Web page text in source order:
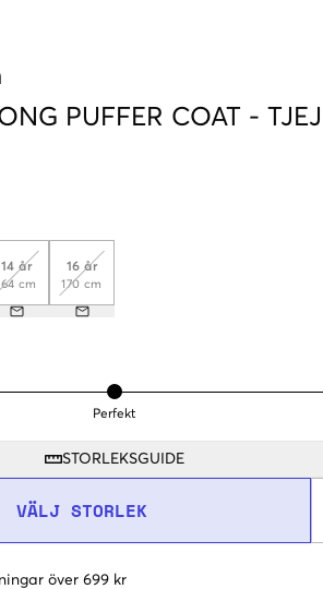
PUFFER COAT - TJEJ
14 år
cm
16 år
170 cm
Perfekt
STORLEKSGUIDE
VÄLJ STORLEK
över 699 kr